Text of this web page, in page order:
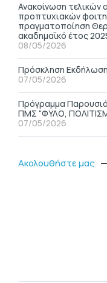
Ανακοίνωση τελικών
προπτυχιακών
πραγματοποίηση
ακαδημαϊκό έτος
08/05/2026
Πρόσκληση
07/05/2026
Πρόγραμμα
ΠΜΣ “ΦΥΛΟ,
07/05/2026
Ακολουθήστε μας